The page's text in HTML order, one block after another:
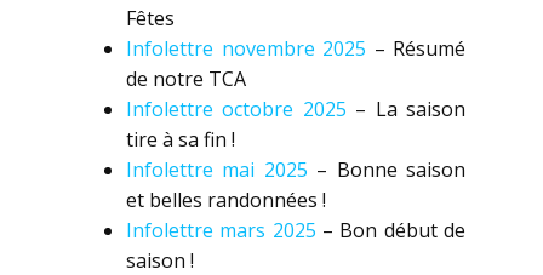
Fêtes
Infolettre novembre 2025 – Résumé
de notre TCA
Infolettre octobre 2025 – La saison
tire à sa fin !
Infolettre mai 2025 – Bonne saison
et belles randonnées !
Infolettre mars 2025 – Bon début de
saison !